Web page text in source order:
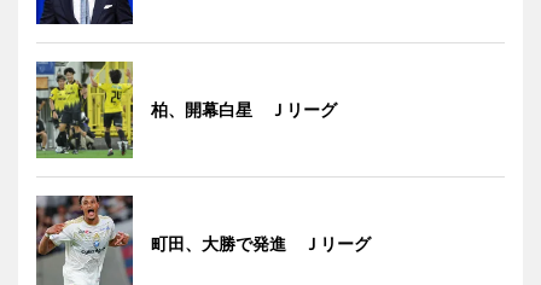
柏、開幕白星 Ｊリーグ
町田、大勝で発進 Ｊリーグ